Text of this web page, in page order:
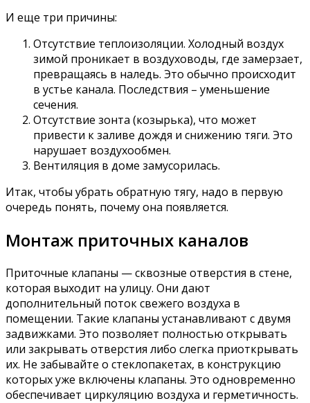
И еще три причины:
Отсутствие теплоизоляции. Холодный воздух
зимой проникает в воздуховоды, где замерзает,
превращаясь в наледь. Это обычно происходит
в устье канала. Последствия – уменьшение
сечения.
Отсутствие зонта (козырька), что может
привести к заливе дождя и снижению тяги. Это
нарушает воздухообмен.
Вентиляция в доме замусорилась.
Итак, чтобы убрать обратную тягу, надо в первую
очередь понять, почему она появляется.
Монтаж приточных каналов
Приточные клапаны — сквозные отверстия в стене,
которая выходит на улицу. Они дают
дополнительный поток свежего воздуха в
помещении. Такие клапаны устанавливают с двумя
задвижками. Это позволяет полностью открывать
или закрывать отверстия либо слегка приоткрывать
их. Не забывайте о стеклопакетах, в конструкцию
которых уже включены клапаны. Это одновременно
обеспечивает циркуляцию воздуха и герметичность.